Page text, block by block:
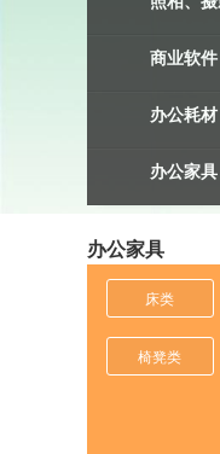
商业软件
办公耗材
办公家具
办公家具
床类
椅凳类